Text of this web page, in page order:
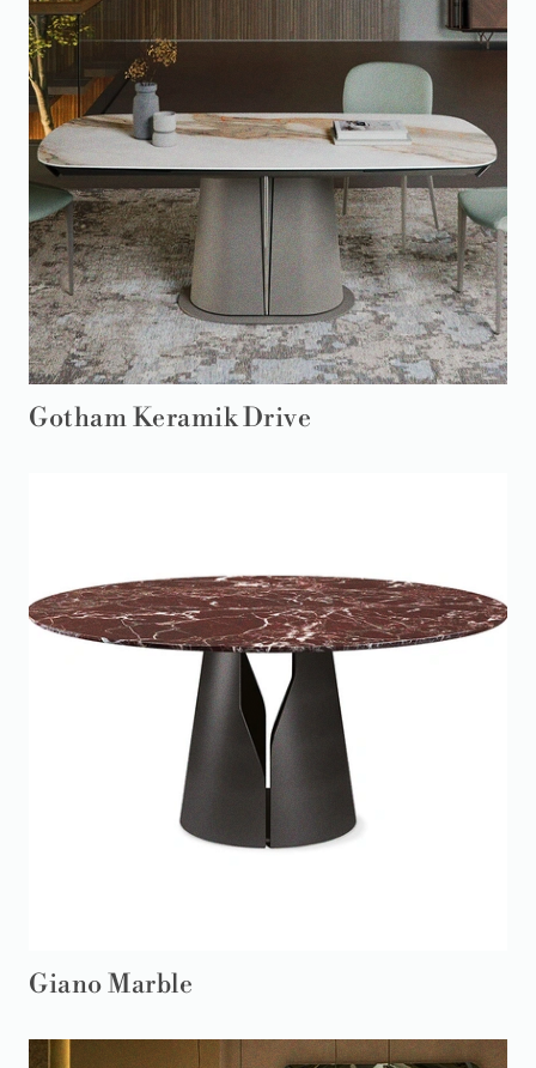
Gotham Keramik Drive
Giano Marble